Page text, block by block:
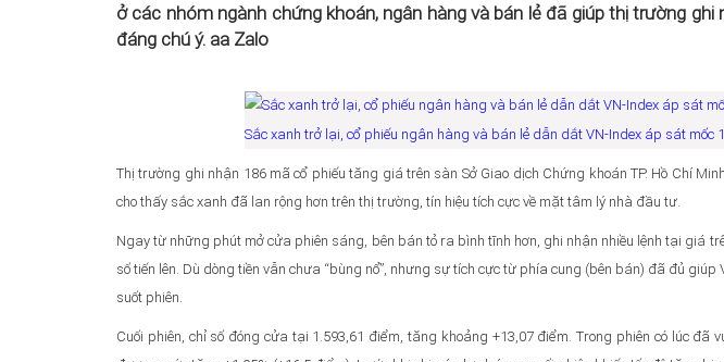
ở các nhóm ngành chứng khoán, ngân hàng và bán lẻ đã giúp thị trường
đáng chú ý. aa Zalo
Sắc xanh trở lại, cổ phiếu ngân hàng và bán lẻ dẫn dắt VN-Index áp sát mốc
Thị trường ghi nhận 186 mã cổ phiếu tăng giá trên sàn Sở Giao dịch Chứng khoán TP. Hồ Chí
cho thấy sắc xanh đã lan rộng hơn trên thị trường, tín hiệu tích cực về mặt tâm lý nhà đầu tư.
Ngay từ những phút mở cửa phiên sáng, bên bán tỏ ra bình tĩnh hơn, ghi nhận nhiều lệnh tại giá
số tiến lên. Dù dòng tiền vẫn chưa “bùng nổ”, nhưng sự tích cực từ phía cung (bên bán) đã đủ giúp
suốt phiên.
Cuối phiên, chỉ số đóng cửa tại 1.593,61 điểm, tăng khoảng +13,07 điểm. Trong phiên có lúc đã